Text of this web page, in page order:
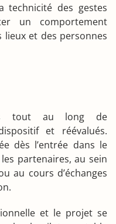
des gestes
un comportement
lieux et des personnes
tout au long de
et réévalués.
dès l’entrée dans le
partenaires, au sein
au cours d’échanges
et le projet se